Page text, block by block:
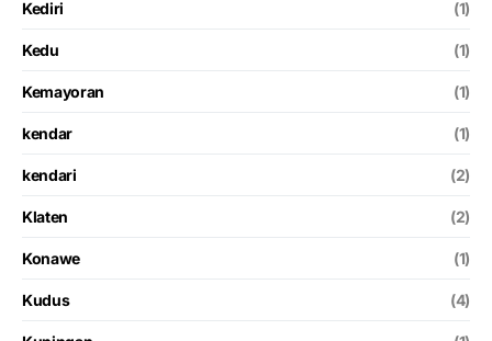
Kediri (1)
Kedu (1)
Kemayoran (1)
kendar (1)
kendari (2)
Klaten (2)
Konawe (1)
Kudus (4)